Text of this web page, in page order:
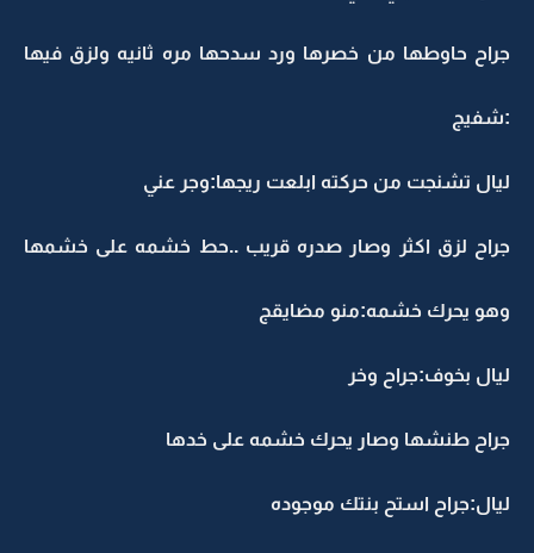
جراح حاوطها من خصرها ورد سدحها مره ثانيه ولزق فيها
:شفيج
ليال تشنجت من حركته ابلعت ريجها:وجر عني
جراح لزق اكثر وصار صدره قريب ..حط خشمه على خشمها
وهو يحرك خشمه:منو مضايقج
ليال بخوف:جراح وخر
جراح طنشها وصار يحرك خشمه على خدها
ليال:جراح استح بنتك موجوده